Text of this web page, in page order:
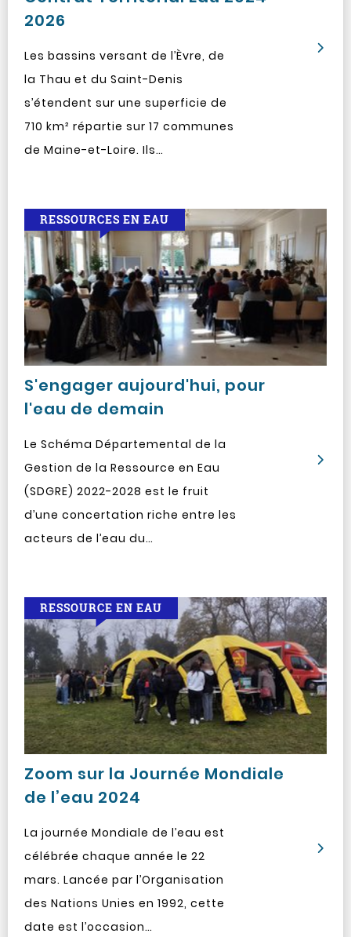
2026
Les bassins versant de l’Èvre, de
la Thau et du Saint-Denis
s’étendent sur une superficie de
710 km² répartie sur 17 communes
de Maine-et-Loire. Ils…
S'engager aujourd'hui, pour
l'eau de demain
Le Schéma Départemental de la
Gestion de la Ressource en Eau
(SDGRE) 2022-2028 est le fruit
d’une concertation riche entre les
acteurs de l’eau du…
RESSOURCES EN EAU
Zoom sur la Journée Mondiale
de l’eau 2024
La journée Mondiale de l’eau est
célébrée chaque année le 22
mars. Lancée par l’Organisation
des Nations Unies en 1992, cette
date est l’occasion…
RESSOURCE EN EAU